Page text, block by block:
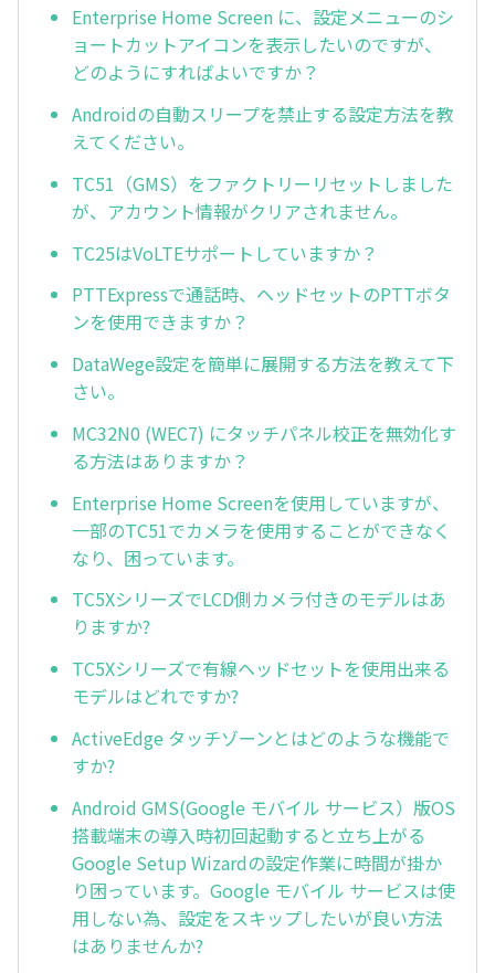
Enterprise Home Screen に、設定メニューのシ
ョートカットアイコンを表示したいのですが、
どのようにすればよいですか？
Androidの自動スリープを禁止する設定方法を教
えてください。
TC51（GMS）をファクトリーリセットしました
が、アカウント情報がクリアされません。
TC25はVoLTEサポートしていますか？
PTTExpressで通話時、ヘッドセットのPTTボタ
ンを使用できますか？
DataWege設定を簡単に展開する方法を教えて下
さい。
MC32N0 (WEC7) にタッチパネル校正を無効化す
る方法はありますか？
Enterprise Home Screenを使用していますが、
一部のTC51でカメラを使用することができなく
なり、困っています。
TC5XシリーズでLCD側カメラ付きのモデルはあ
りますか?
TC5Xシリーズで有線ヘッドセットを使用出来る
モデルはどれですか?
ActiveEdge タッチゾーンとはどのような機能で
すか?
Android GMS(Google モバイル サービス）版OS
搭載端末の導入時初回起動すると立ち上がる
Google Setup Wizardの設定作業に時間が掛か
り困っています。Google モバイル サービスは使
用しない為、設定をスキップしたいが良い方法
はありませんか?